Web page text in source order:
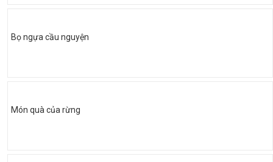
Bọ ngựa cầu nguyện
Món quà của rừng